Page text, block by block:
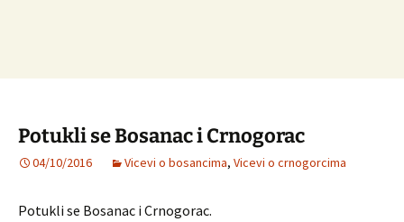
Potukli se Bosanac i Crnogorac
04/10/2016 Vicevi o bosancima, Vicevi o crnogorcima
Potukli se Bosanac i Crnogorac.